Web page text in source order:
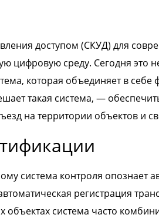
доступом (СКУД) для
цифровую среду. Сегодня это
которая объединяет в
такая система, —
на территории объектов и
система контроля
регистрация
система часто